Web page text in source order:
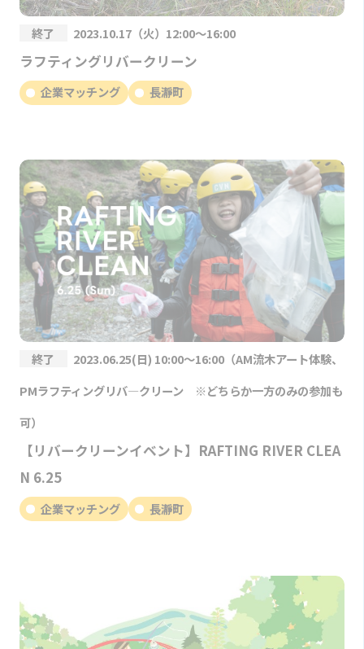
終了 2023.10.17（火）12:00～16:00
ラフティングリバークリーン
企業マッチング 長瀞町
終了
2023.06.25(日) 10:00～16:00（AM流木アート体験、
PMラフティングリバ―クリーン ※どちらか一方のみの参加も
可）
【リバークリーンイベント】RAFTING RIVER CLEA
N 6.25
企業マッチング 長瀞町